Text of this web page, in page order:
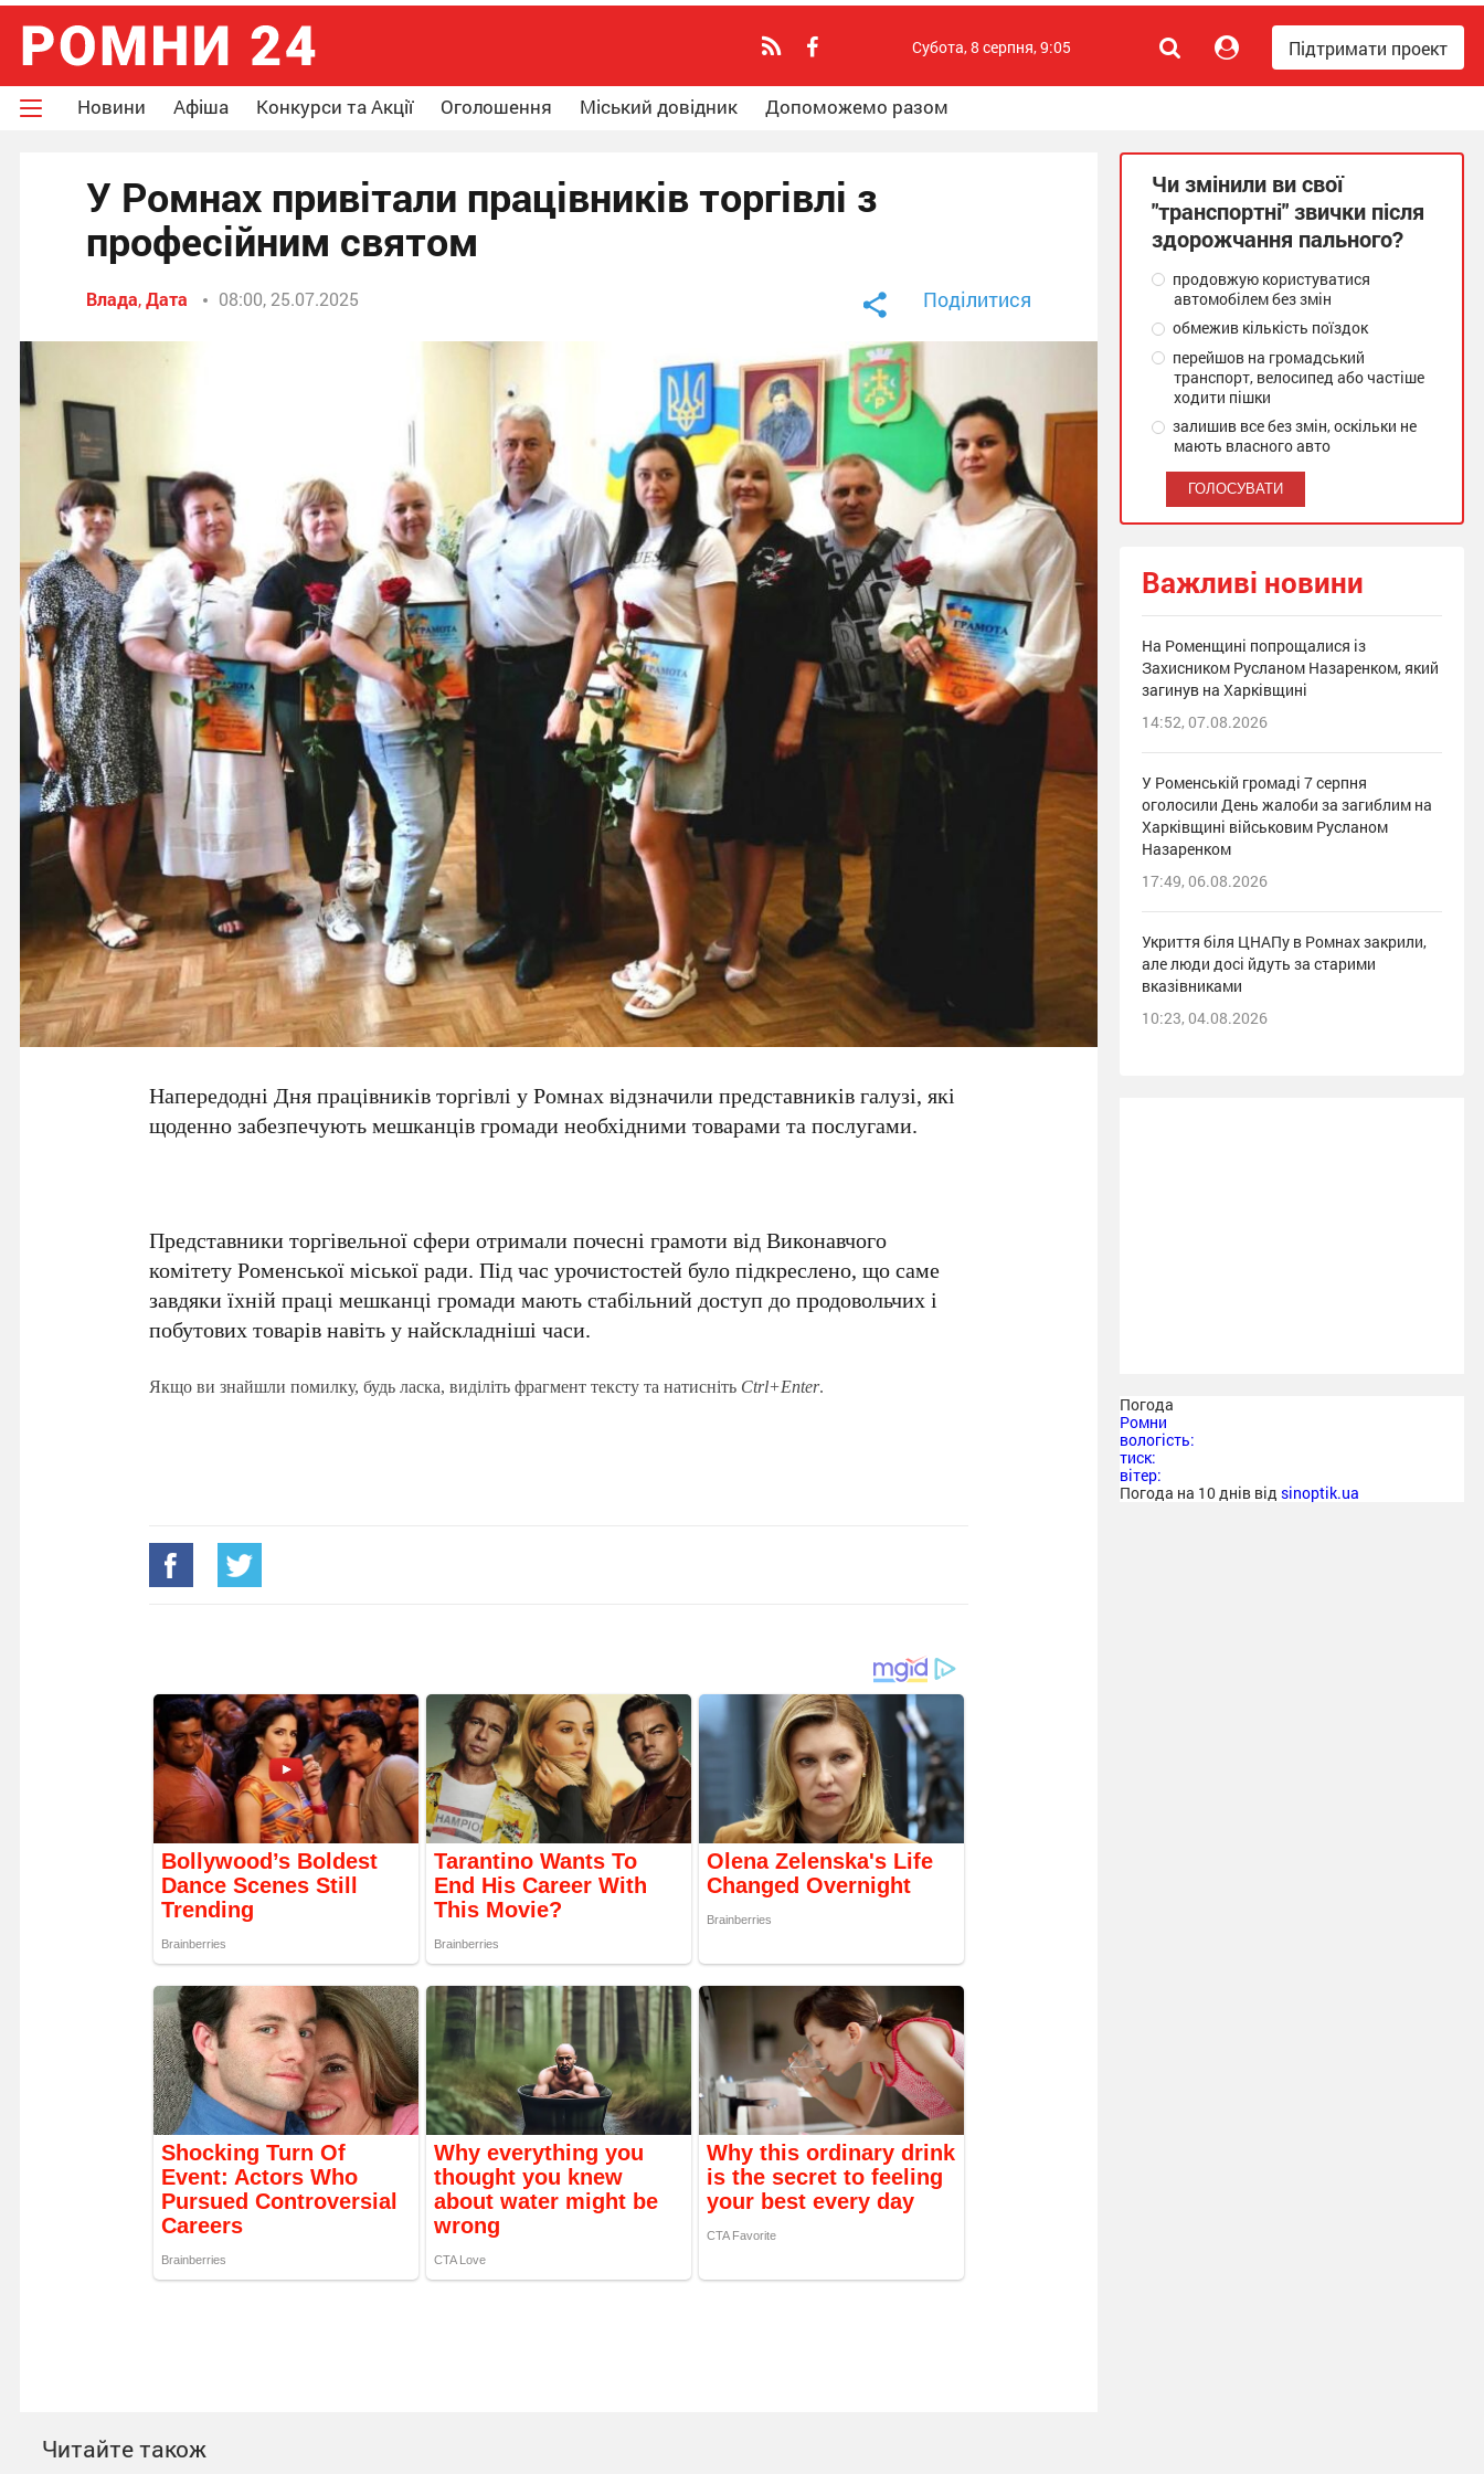
Підтримати проект
Субота, 8 серпня, 9:05
Новини Афіша Конкурси та Акції Оголошення Міський довідник Допоможемо разом
У Ромнах привітали працівників торгівлі з
професійним святом
Влада,Дата 08:00, 25.07.2025 Поділитися
Напередодні Дня працівників торгівлі у Ромнах відзначили представників галузі, які
щоденно забезпечують мешканців громади необхідними товарами та послугами.
Представники торгівельної сфери отримали почесні грамоти від Виконавчого
комітету Роменської міської ради. Під час урочистостей було підкреслено, що саме
завдяки їхній праці мешканці громади мають стабільний доступ до продовольчих і
побутових товарів навіть у найскладніші часи.
Якщо ви знайшли помилку, будь ласка, виділіть фрагмент тексту та натисніть Ctrl+Enter.
Читайте також
Чи змінили ви свої
"транспортні" звички після
здорожчання пального?
продовжую користуватися
автомобілем без змін
обмежив кількість поїздок
перейшов на громадський
транспорт, велосипед або частіше
ходити пішки
залишив все без змін, оскільки не
мають власного авто
Важливі новини
На Роменщині попрощалися із
Захисником Русланом Назаренком, який
загинув на Харківщині
14:52, 07.08.2026
У Роменській громаді 7 серпня
оголосили День жалоби за загиблим на
Харківщині військовим Русланом
Назаренком
17:49, 06.08.2026
Укриття біля ЦНАПу в Ромнах закрили,
але люди досі йдуть за старими
вказівниками
10:23, 04.08.2026
Погода
Ромни
вологість:
тиск:
вітер:
Погода на 10 днів від sinoptik.ua